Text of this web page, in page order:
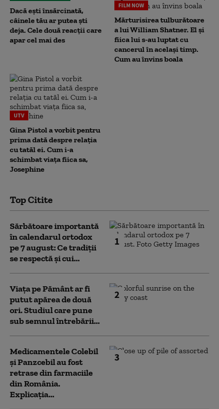
Dacă ești însărcinată,
câinele tău ar putea ști
deja. Cele două reacții care
apar cel mai des
FILM NOW
Mărturisirea tulburătoare
a lui William Shatner. El și
fiica lui s-au luptat cu
cancerul în același timp.
Cum au învins boala
UTV
Gina Pistol a vorbit pentru
prima dată despre relația
cu tatăl ei. Cum i-a
schimbat viața fiica sa,
Josephine
Top Citite
1
Sărbătoare importantă
în calendarul ortodox
pe 7 august: Ce tradiții
se respectă și cui...
2
Viața pe Pământ ar fi
putut apărea de două
ori. Studiul care pune
sub semnul întrebării...
3
Medicamentele Colebil
și Panzcebil au fost
retrase din farmaciile
din România.
Explicația...